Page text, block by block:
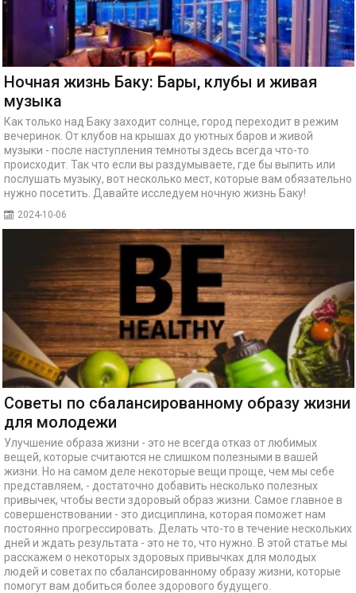
Ночная жизнь Баку: Бары, клубы и живая
музыка
Как только над Баку заходит солнце, город переходит в режим
вечеринок. От клубов на крышах до уютных баров и живой
музыки - после наступления темноты здесь всегда что-то
происходит. Так что если вы раздумываете, где бы выпить или
послушать музыку, вот несколько мест, которые вам обязательно
нужно посетить. Давайте исследуем ночную жизнь Баку!
2024-10-06
Советы по сбалансированному образу жизни
для молодежи
Улучшение образа жизни - это не всегда отказ от любимых
вещей, которые считаются не слишком полезными в вашей
жизни. Но на самом деле некоторые вещи проще, чем мы себе
представляем, - достаточно добавить несколько полезных
привычек, чтобы вести здоровый образ жизни. Самое главное в
совершенствовании - это дисциплина, которая поможет нам
постоянно прогрессировать. Делать что-то в течение нескольких
дней и ждать результата - это не то, что нужно. В этой статье мы
расскажем о некоторых здоровых привычках для молодых
людей и советах по сбалансированному образу жизни, которые
помогут вам добиться более здорового будущего.